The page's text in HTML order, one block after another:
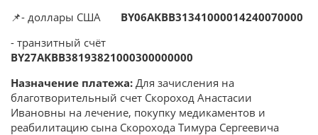
📌- доллары США BY06AKBB31341000014240070000
- транзитный счёт
BY27AKBB38193821000300000000
Назначение платежа: Для зачисления на
благотворительный счет Скороход Анастасии
Ивановны на лечение, покупку медикаментов и
реабилитацию сына Скорохода Тимура Сергеевича